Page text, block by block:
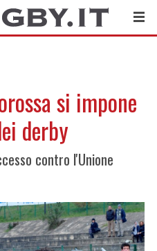
si impone
derby
contro l'Unione